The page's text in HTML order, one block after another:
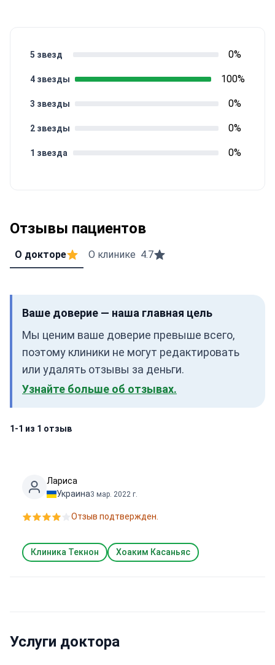
1 звезда 0%
2 звезды 0%
3 звезды 0%
4 звезды 100%
5 звезд 0%
Отзывы пациентов
О докторе О клинике 4.7
Ваше доверие — наша главная цель
Мы ценим ваше доверие превыше всего,
поэтому клиники не могут редактировать
или удалять отзывы за деньги.
Узнайте больше об отзывах.
1-1 из 1 отзыв
Лариса
Украина3 мар. 2022 г.
Отзыв подтвержден.
Клиника Текнон Хоаким Касаньяс
Услуги доктора